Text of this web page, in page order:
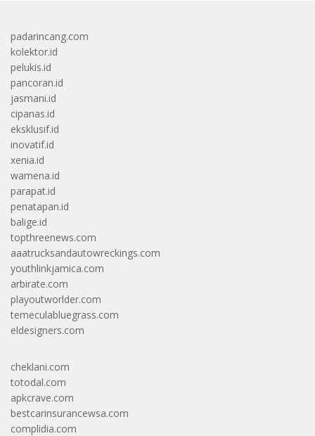
padarincang.com
kolektor.id
pelukis.id
pancoran.id
jasmani.id
cipanas.id
eksklusif.id
inovatif.id
xenia.id
wamena.id
parapat.id
penatapan.id
balige.id
topthreenews.com
aaatrucksandautowreckings.com
youthlinkjamica.com
arbirate.com
playoutworlder.com
temeculabluegrass.com
eldesigners.com
cheklani.com
totodal.com
apkcrave.com
bestcarinsurancewsa.com
complidia.com